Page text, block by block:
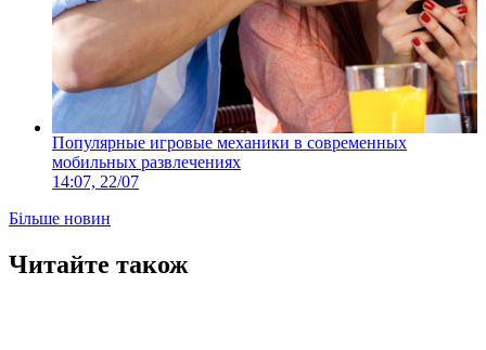
Популярные игровые механики в современных
мобильных развлечениях
14:07, 22/07
Більше новин
Читайте також